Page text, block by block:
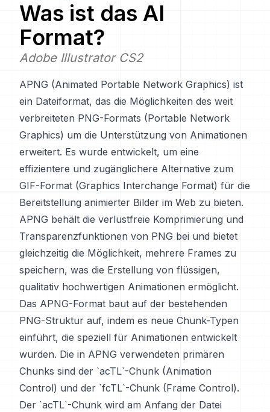
Was ist das AI
Format?
Adobe Illustrator CS2
APNG (Animated Portable Network Graphics) ist
ein Dateiformat, das die Möglichkeiten des weit
verbreiteten PNG-Formats (Portable Network
Graphics) um die Unterstützung von Animationen
erweitert. Es wurde entwickelt, um eine
effizientere und zugänglichere Alternative zum
GIF-Format (Graphics Interchange Format) für die
Bereitstellung animierter Bilder im Web zu bieten.
APNG behält die verlustfreie Komprimierung und
Transparenzfunktionen von PNG bei und bietet
gleichzeitig die Möglichkeit, mehrere Frames zu
speichern, was die Erstellung von flüssigen,
qualitativ hochwertigen Animationen ermöglicht.
Das APNG-Format baut auf der bestehenden
PNG-Struktur auf, indem es neue Chunk-Typen
einführt, die speziell für Animationen entwickelt
wurden. Die in APNG verwendeten primären
Chunks sind der `acTL`-Chunk (Animation
Control) und der `fcTL`-Chunk (Frame Control).
Der `acTL`-Chunk wird am Anfang der Datei